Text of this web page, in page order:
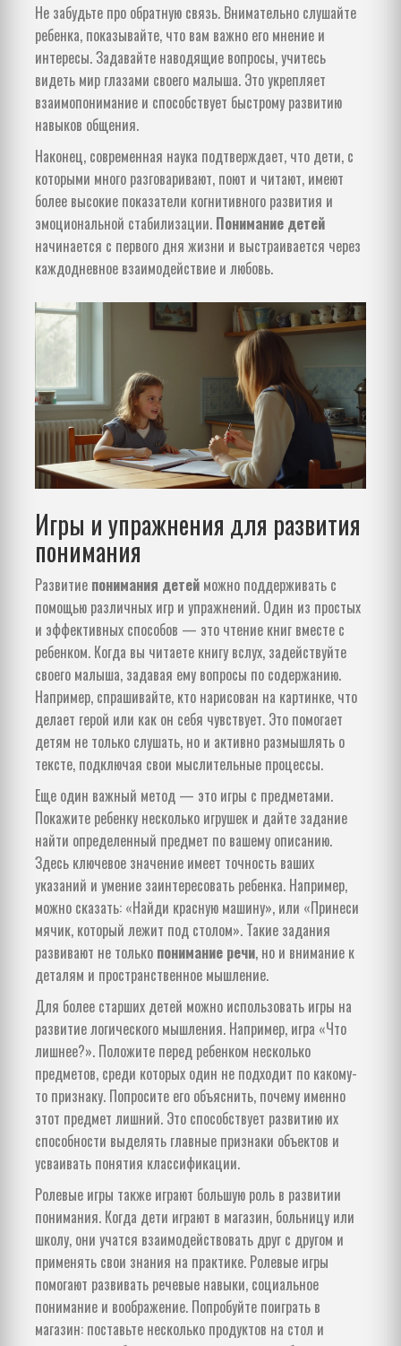
Не забудьте про обратную связь. Внимательно слушайте
ребенка, показывайте, что вам важно его мнение и
интересы. Задавайте наводящие вопросы, учитесь
видеть мир глазами своего малыша. Это укрепляет
взаимопонимание и способствует быстрому развитию
навыков общения.
Наконец, современная наука подтверждает, что дети, с
которыми много разговаривают, поют и читают, имеют
более высокие показатели когнитивного развития и
эмоциональной стабилизации. Понимание детей
начинается с первого дня жизни и выстраивается через
каждодневное взаимодействие и любовь.
Игры и упражнения для развития
понимания
Развитие понимания детей можно поддерживать с
помощью различных игр и упражнений. Один из простых
и эффективных способов — это чтение книг вместе с
ребенком. Когда вы читаете книгу вслух, задействуйте
своего малыша, задавая ему вопросы по содержанию.
Например, спрашивайте, кто нарисован на картинке, что
делает герой или как он себя чувствует. Это помогает
детям не только слушать, но и активно размышлять о
тексте, подключая свои мыслительные процессы.
Еще один важный метод — это игры с предметами.
Покажите ребенку несколько игрушек и дайте задание
найти определенный предмет по вашему описанию.
Здесь ключевое значение имеет точность ваших
указаний и умение заинтересовать ребенка. Например,
можно сказать: «Найди красную машину», или «Принеси
мячик, который лежит под столом». Такие задания
развивают не только понимание речи, но и внимание к
деталям и пространственное мышление.
Для более старших детей можно использовать игры на
развитие логического мышления. Например, игра «Что
лишнее?». Положите перед ребенком несколько
предметов, среди которых один не подходит по какому-
то признаку. Попросите его объяснить, почему именно
этот предмет лишний. Это способствует развитию их
способности выделять главные признаки объектов и
усваивать понятия классификации.
Ролевые игры также играют большую роль в развитии
понимания. Когда дети играют в магазин, больницу или
школу, они учатся взаимодействовать друг с другом и
применять свои знания на практике. Ролевые игры
помогают развивать речевые навыки, социальное
понимание и воображение. Попробуйте поиграть в
магазин: поставьте несколько продуктов на стол и